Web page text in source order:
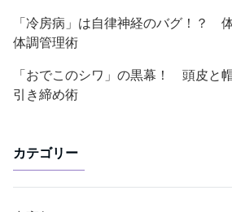
「冷房病」は自律神経のバグ！？
体調管理術
「おでこのシワ」の黒幕！ 頭皮と
引き締め術
カテゴリー